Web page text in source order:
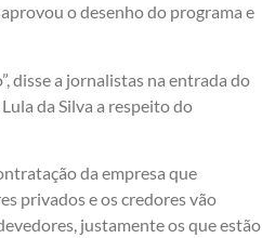
o desenho do programa e
disse a jornalistas na entrada do
da Silva a respeito do
da empresa que
privados e os credores vão
justamente os que estão